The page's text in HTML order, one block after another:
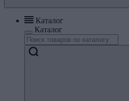
Каталог
Каталог